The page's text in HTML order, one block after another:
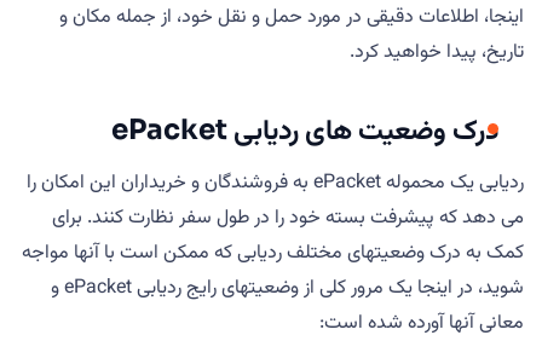
اینجا، اطلاعات دقیقی در مورد حمل و نقل خود، از جمله مکان و
تاریخ، پیدا خواهید کرد.
درک وضعیت های ردیابی ePacket
ردیابی یک محموله ePacket به فروشندگان و خریداران این امکان را
می دهد که پیشرفت بسته خود را در طول سفر نظارت کنند. برای
کمک به درک وضعیتهای مختلف ردیابی که ممکن است با آنها مواجه
شوید، در اینجا یک مرور کلی از وضعیتهای رایج ردیابی ePacket و
معانی آنها آورده شده است: